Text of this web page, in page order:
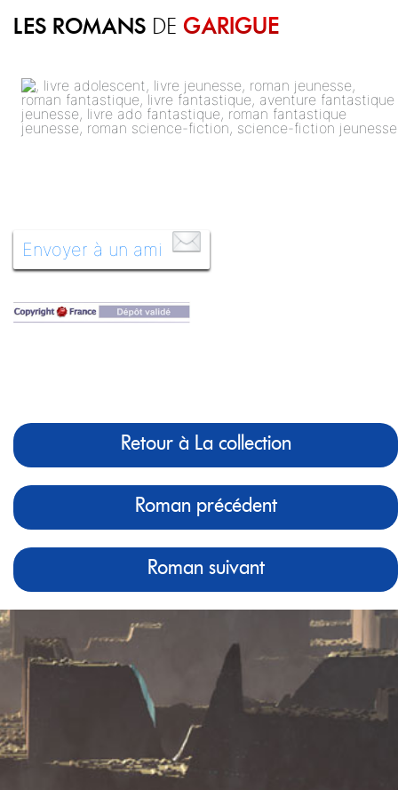
LES ROMANS DE GARIGUE
Envoyer à un ami
Retour à La collection
Roman précédent
Roman suivant